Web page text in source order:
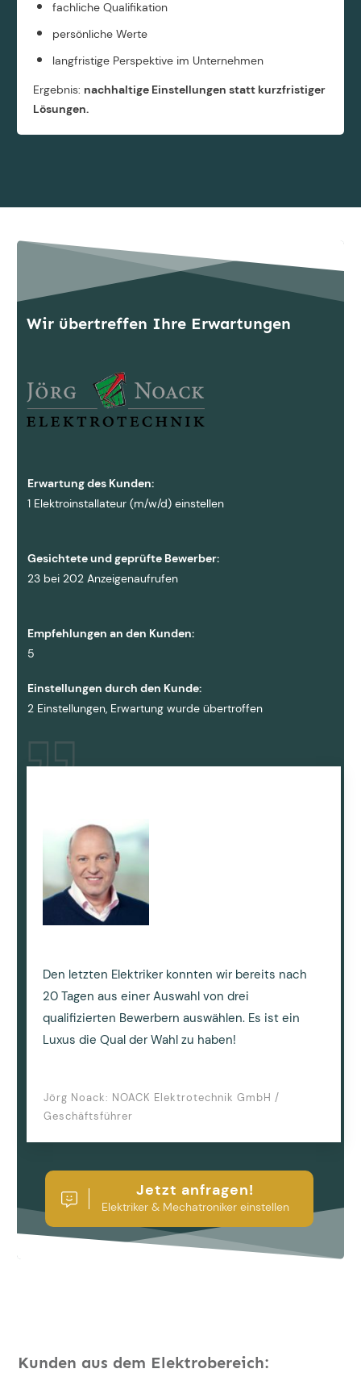
fachliche Qualifikation
persönliche Werte
langfristige Perspektive im Unternehmen
Ergebnis: nachhaltige Einstellungen statt kurzfristiger
Lösungen.
Wir übertreffen Ihre Erwartungen
Erwartung des Kunden:
1 Elektroinstallateur (m/w/d) einstellen
Gesichtete und geprüfte Bewerber:
23 bei 202 Anzeigenaufrufen
Empfehlungen an den Kunden:
5
Einstellungen durch den Kunde:
2 Einstellungen, Erwartung wurde übertroffen
Den letzten Elektriker konnten wir bereits nach
20 Tagen aus einer Auswahl von drei
qualifizierten Bewerbern auswählen. Es ist ein
Luxus die Qual der Wahl zu haben!
Jörg Noack: NOACK Elektrotechnik GmbH /
Geschäftsführer
Jetzt anfragen!
Elektriker & Mechatroniker einstellen
Kunden aus dem Elektrobereich: